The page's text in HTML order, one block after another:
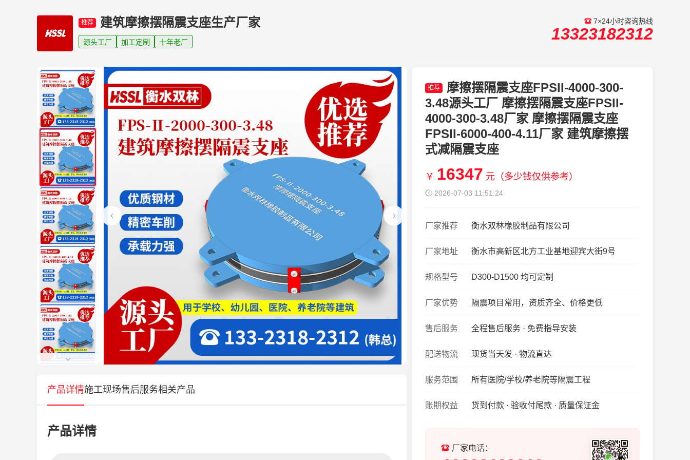
推荐 建筑摩擦摆隔震支座生产厂家
源头工厂 加工定制 十年老厂
7×24小时咨询热线
13323182312
推荐
摩擦摆隔震支座FPSII-4000-300-
3.48源头工厂 摩擦摆隔震支座FPSII-
4000-300-3.48厂家 摩擦摆隔震支座
FPSII-6000-400-4.11厂家 建筑摩擦摆
式减隔震支座
￥ 16347 元（多少钱仅供参考）
2026-07-03 11:51:24
厂家推荐 衡水双林橡胶制品有限公司
厂家地址 衡水市高新区北方工业基地迎宾大街9号
规格型号 D300-D1500 均可定制
厂家优势 隔震项目常用，资质齐全、价格更低
售后服务 全程售后服务 · 免费指导安装
配送物流 现货当天发 · 物流直达
服务范围 所有医院/学校/养老院等隔震工程
账期权益 货到付款 · 验收付尾款 · 质量保证金
厂家电话：
产品详情施工现场售后服务相关产品
产品详情